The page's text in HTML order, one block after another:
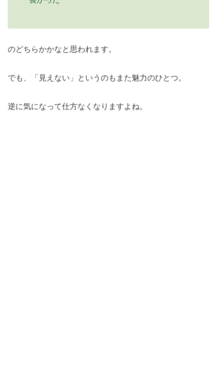
のどちらかかなと思われます。
でも、「見えない」というのもまた魅力のひとつ。
逆に気になって仕方なくなりますよね。